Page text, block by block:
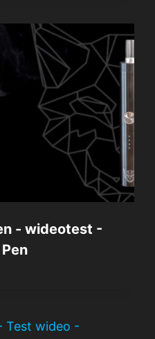
- wideotest -